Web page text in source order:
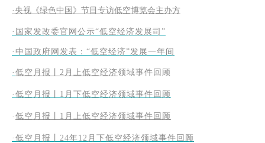
·央视《绿色中国》节目专访低空博览会主办方
·国家发改委官网公示“低空经济发展司”
·中国政府网发表：“低空经济”发展一年间
· 低空月报丨2月上低空经济领域事件回顾
·低空月报丨1月下低空经济领域事件回顾
· 低空月报丨1月上低空经济领域事件回顾
·低空月报丨24年12月下低空经济领域事件回顾